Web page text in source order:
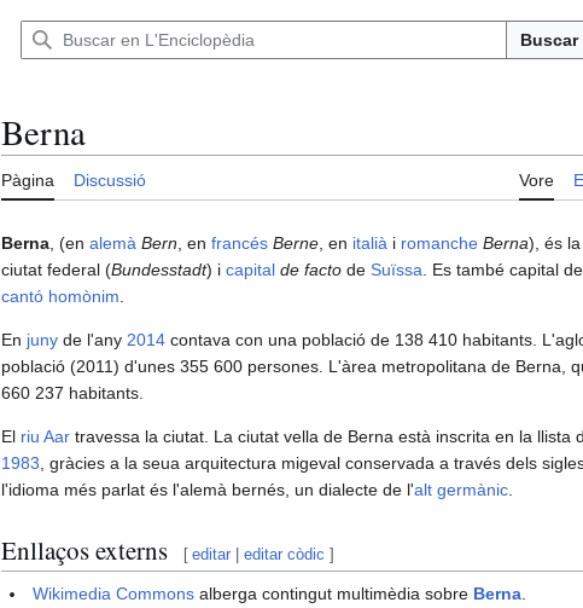
Buscar
Berna
Pàgina Discussió Vore
Berna , (en alemà Bern , en francés Berne , en italià i romanche Berna), és la
ciutat federal (Bundesstadt) i capital de facto de Suïssa . Es també capital
cantó homònim
En juny de l'any 2014 contava con una població de 138 410 habitants.
població (2011) d'unes 355 600 persones. L'àrea metropolitana de Berna,
660 237 habitants.
El riu Aar travessa la ciutat. La ciutat vella de Berna està inscrita en la llista
1983 , gràcies a la seua arquitectura migeval conservada a través dels
l'idioma més parlat és l'alemà bernés, un dialecte de l'alt germànic
Enllaços externs [ editar |editar còdic ]
Wikimedia Commons alberga contingut multimèdia sobre Berna